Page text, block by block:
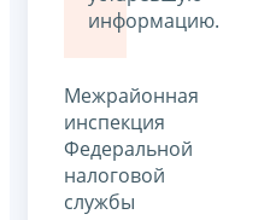
информацию.
Межрайонная
инспекция
Федеральной
налоговой
службы